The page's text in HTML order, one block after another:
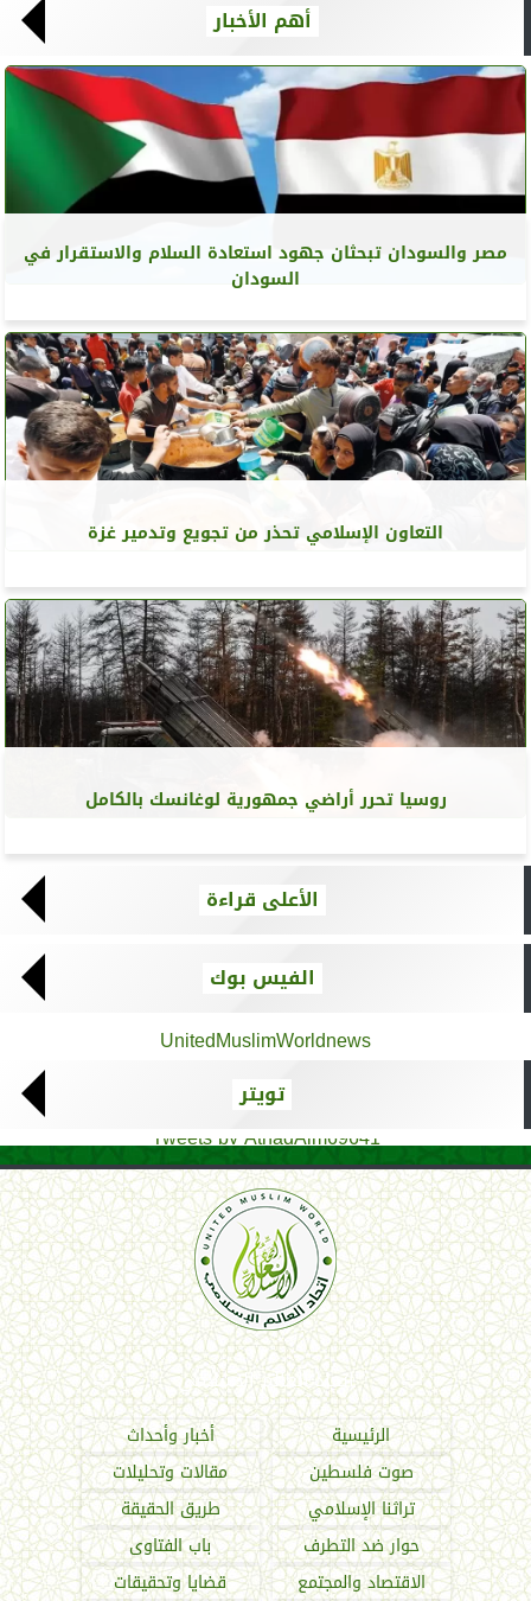
أهم الأخبار
مصر والسودان تبحثان جهود استعادة السلام والاستقرار في
السودان
التعاون الإسلامي تحذر من تجويع وتدمير غزة
روسيا تحرر أراضي جمهورية لوغانسك بالكامل
الأعلى قراءة
الفيس بوك
UnitedMuslimWorldnews
تويتر
Tweets by AthadAlm69641
اتحاد العالم الإسلامي
الرئيسية
أخبار وأحداث
صوت فلسطين
مقالات وتحليلات
تراثنا الإسلامي
طريق الحقيقة
حوار ضد التطرف
باب الفتاوى
الاقتصاد والمجتمع
قضايا وتحقيقات